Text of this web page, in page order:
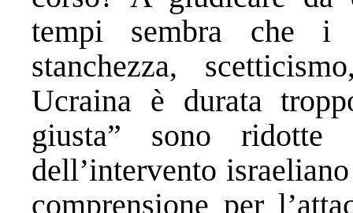
tempi sembra che i
stanchezza,
Ucraina è durata
giusta” sono
dell’intervento
comprensione per